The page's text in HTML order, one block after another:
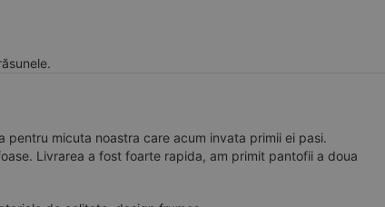
micuta noastra care acum invata primii ei pasi.
Livrarea a fost foarte rapida, am primit pantofii a doua